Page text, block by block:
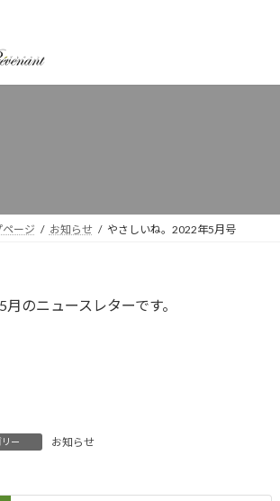
ページ お知らせ やさしいね。2022年5月号
月のニュースレターです。
ー お知らせ